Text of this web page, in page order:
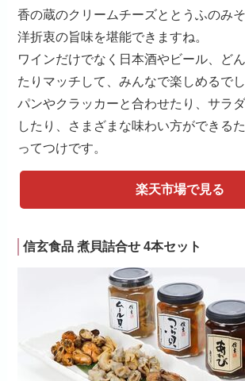
香の蔵のクリームチーズととうふのみ
洋折衷の旨味を堪能できますね。
ワインだけでなく日本酒やビール、ど
たりマッチして、みんなで楽しめるでし
パンやクラッカーと合わせたり、サラ
したり、さまざまな味わい方ができる
ってつけです。
楽天市場で見る
信玄食品 煮貝詰合せ 4本セット